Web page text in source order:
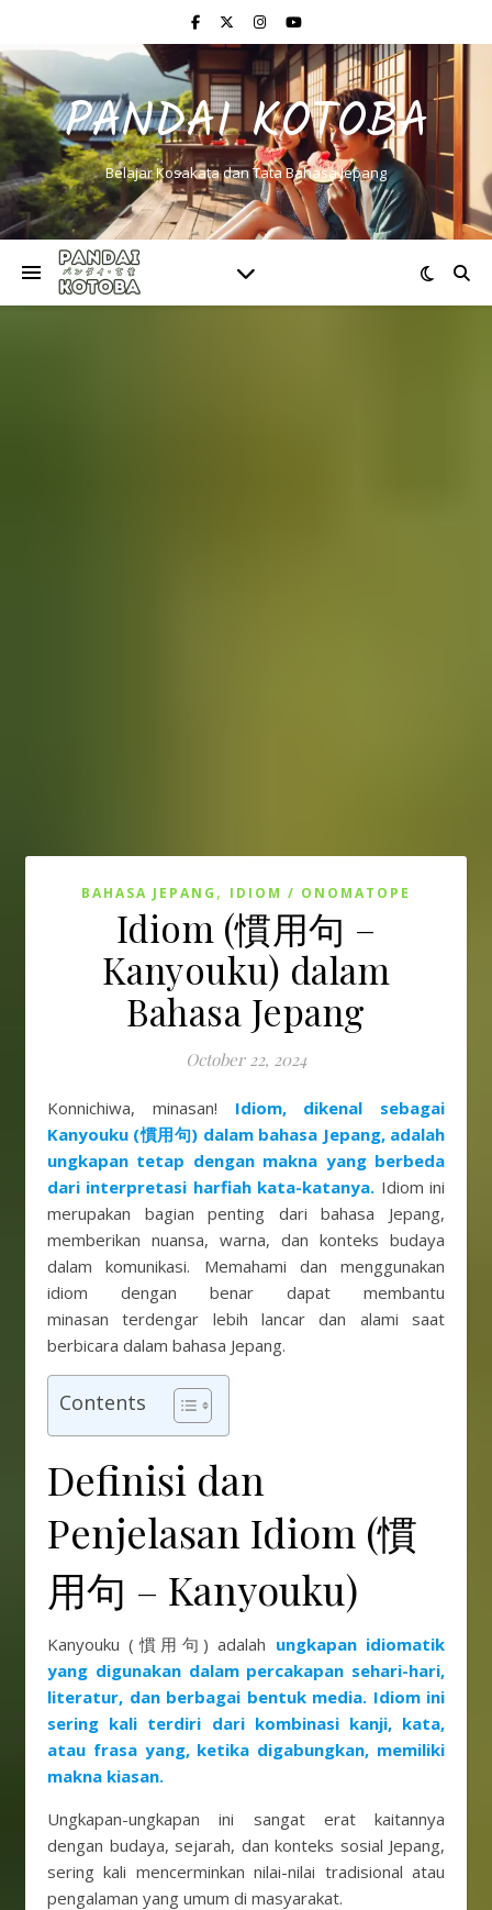
PANDAI KOTOBA
Belajar Kosakata dan Tata Bahasa Jepang
BAHASA JEPANG , IDIOM / ONOMATOPE
Idiom (慣用句 –
Kanyouku) dalam
Bahasa Jepang
October 22, 2024
Konnichiwa, minasan! Idiom, dikenal sebagai
Kanyouku (慣用句) dalam bahasa Jepang, adalah
ungkapan tetap dengan makna yang berbeda
dari interpretasi harfiah kata-katanya. Idiom ini
merupakan bagian penting dari bahasa Jepang,
memberikan nuansa, warna, dan konteks budaya
dalam komunikasi. Memahami dan menggunakan
idiom dengan benar dapat membantu
minasan terdengar lebih lancar dan alami saat
berbicara dalam bahasa Jepang.
Contents
Definisi dan
Penjelasan Idiom (慣
用句 – Kanyouku)
Kanyouku (慣用句) adalah ungkapan idiomatik
yang digunakan dalam percakapan sehari-hari,
literatur, dan berbagai bentuk media. Idiom ini
sering kali terdiri dari kombinasi kanji, kata,
atau frasa yang, ketika digabungkan, memiliki
makna kiasan.
Ungkapan-ungkapan ini sangat erat kaitannya
dengan budaya, sejarah, dan konteks sosial Jepang,
sering kali mencerminkan nilai-nilai tradisional atau
pengalaman yang umum di masyarakat.